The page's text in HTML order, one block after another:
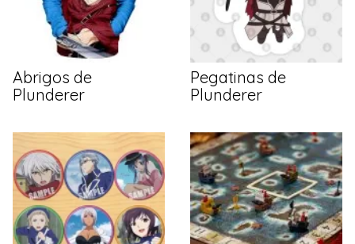
Abrigos de
Plunderer
Pegatinas de
Plunderer